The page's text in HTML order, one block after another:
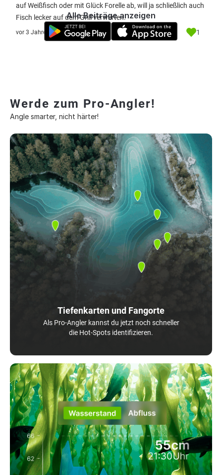
auf Weißfisch oder mit Glück Forelle ab, will ja schließlich auch
Fisch lecker auf dem Grill verwerten.
vor 3 Jahre 1
Alle Beiträge anzeigen
Werde zum Pro-Angler!
Angle smarter, nicht härter!
Tiefenkarten und Fangorte
Als Pro-Angler kannst du jetzt noch schneller
die Hot-Spots identifizieren.